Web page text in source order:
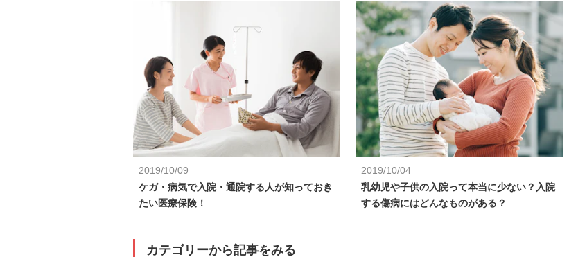
2019/10/09
ケガ・病気で入院・通院する人が知っておき
たい医療保険！
2019/10/04
乳幼児や子供の入院って本当に少ない？入院
する傷病にはどんなものがある？
カテゴリーから記事をみる